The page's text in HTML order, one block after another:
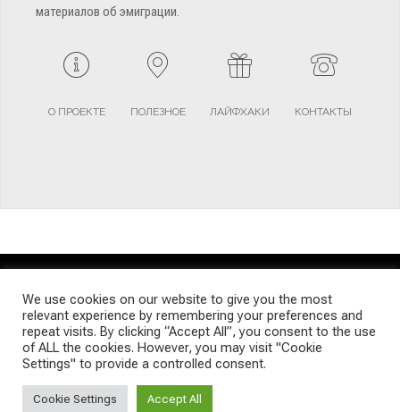
материалов об эмиграции.
О ПРОЕКТЕ ПОЛЕЗНОЕ ЛАЙФХАКИ КОНТАКТЫ
TERMS AND CONDITIONS PRIVACY POLICY SITEMAP
© Emigrants Life WordPress Theme by TagDiv
We use cookies on our website to give you the most
relevant experience by remembering your preferences and
repeat visits. By clicking “Accept All”, you consent to the use
of ALL the cookies. However, you may visit "Cookie
Settings" to provide a controlled consent.
Cookie Settings Accept All